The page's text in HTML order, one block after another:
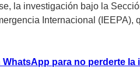
la investigación bajo la
Internacional
para no perderte